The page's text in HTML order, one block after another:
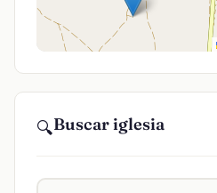
🔍Buscar iglesia